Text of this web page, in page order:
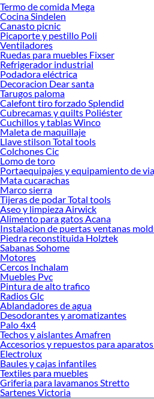
Desde remodelaciones hasta proyectos de
tus ideas realidad. ¡Visítanos y encuentra todo
Dormitorio Bebé!
Explora la variedad de productos de
Herramientas, materiales y accesorios de
renovación de espacios. ¡Visítanos y descubre
ofrecerte!
Encuentra una amplia variedad de productos
Encuentra todo lo necesario para tus
¡Visítanos y haz tus ideas realidad!
Termo de comida Mega
Cocina Sindelen
Canasto picnic
Picaporte y pestillo Poli
Ventiladores
Ruedas para muebles Fixser
Refrigerador industrial
Podadora eléctrica
Decoracion Dear santa
Tarugos paloma
Calefont tiro forzado Splendid
Cubrecamas y quilts Poliéster
Cuchillos y tablas Winco
Maleta de maquillaje
Llave stilson Total tools
Colchones Cic
Lomo de toro
Portaequipajes y equipamiento de
Mata cucarachas
Marco sierra
Tijeras de podar Total tools
Aseo y limpieza Airwick
Alimento para gatos Acana
Instalacion de puertas ventanas
Piedra reconstituida Holztek
Sabanas Sohome
Motores
Cercos Inchalam
Muebles Pvc
Pintura de alto trafico
Radios Glc
Ablandadores de agua
Desodorantes y aromatizantes
Palo 4x4
Techos y aislantes Amafren
Accesorios y repuestos para
Electrolux
Baules y cajas infantiles
Textiles para muebles
Griferia para lavamanos Stretto
Sartenes Victoria